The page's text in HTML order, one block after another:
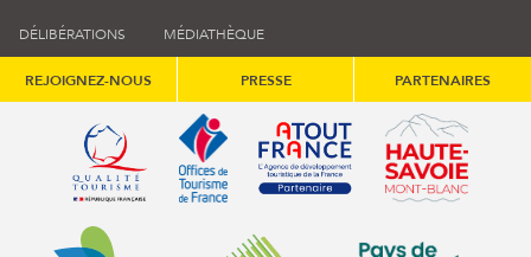
DÉLIBÉRATIONS MÉDIATHÈQUE
REJOIGNEZ-NOUS PRESSE PARTENAIRES
Qualité tourisme (s'ouvre dans une nouvelle fenêtre)
Office de tourisme de France (s'ouvre
Atout France (s'ouvre dans
Annemasse Agglo (s'ouvre dans une nouvelle fenêtre)
Communauté de communes du
Communauté de